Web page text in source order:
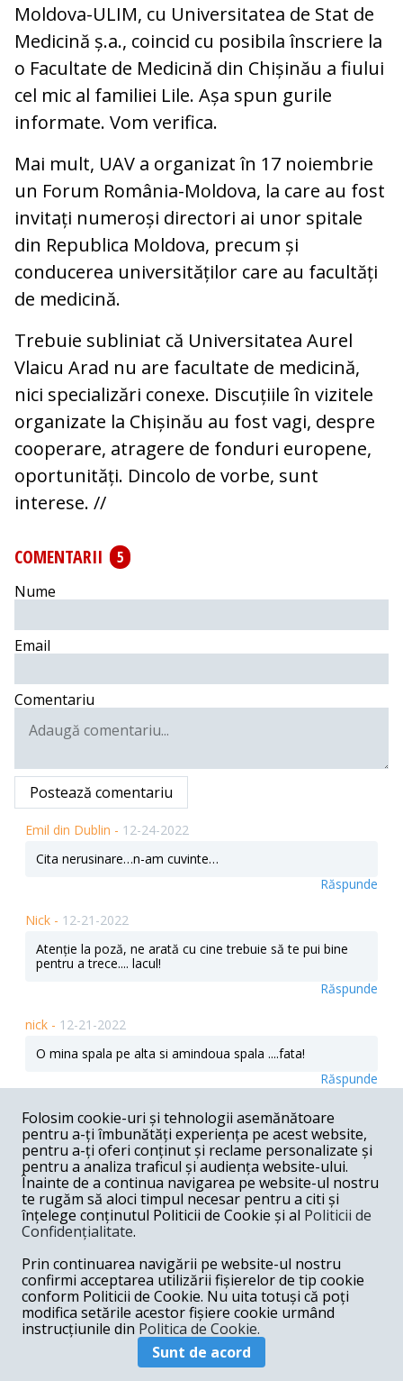
Moldova-ULIM, cu Universitatea de Stat de
Medicină ș.a., coincid cu posibila înscriere la
o Facultate de Medicină din Chișinău a fiului
cel mic al familiei Lile. Așa spun gurile
informate. Vom verifica.
Mai mult, UAV a organizat în 17 noiembrie
un Forum România-Moldova, la care au fost
invitați numeroși directori ai unor spitale
din Republica Moldova, precum și
conducerea universităților care au facultăți
de medicină.
Trebuie subliniat că Universitatea Aurel
Vlaicu Arad nu are facultate de medicină,
nici specializări conexe. Discuțiile în vizitele
organizate la Chișinău au fost vagi, despre
cooperare, atragere de fonduri europene,
oportunități. Dincolo de vorbe, sunt
interese. //
COMENTARII
5
Nume
Email
Comentariu
Postează comentariu
Emil din Dublin - 12-24-2022
Cita nerusinare…n-am cuvinte…
Răspunde
Nick - 12-21-2022
Atenție la poză, ne arată cu cine trebuie să te pui bine
pentru a trece.... lacul!
Răspunde
nick - 12-21-2022
O mina spala pe alta si amindoua spala ....fata!
Răspunde
Ion -12-20-2022
Spalatoria Timisoara a terminat arielul, incercati la
Bucuresti. https://viatapolitica.ro/cum-a-motivat-
judecatorul-decizia-care-l-a-spalat-de-acuzatia-de-
plagiat-pe-premierul-ciuca/
Răspunde
Oare până când incompetența,tupeul,mârșăve niile,
nerușinarea vor fi tolerate unui astfel de specimen??? Se
impune, urgent, EXCLUDEREA DIN ÎNVĂȚĂMÂNT ȘI
RECUPERAREA VENITURILOR NECUVENITE.
Folosim cookie-uri și tehnologii asemănătoare
pentru a-ți îmbunătăți experiența pe acest website,
pentru a-ți oferi conținut și reclame personalizate și
pentru a analiza traficul și audiența website-ului.
Înainte de a continua navigarea pe website-ul nostru
te rugăm să aloci timpul necesar pentru a citi și
înțelege conținutul Politicii de Cookie și al Politicii de
Confidențialitate.
Prin continuarea navigării pe website-ul nostru
confirmi acceptarea utilizării fișierelor de tip cookie
conform Politicii de Cookie. Nu uita totuși că poți
modifica setările acestor fișiere cookie urmând
instrucțiunile din Politica de Cookie.
Sunt de acord